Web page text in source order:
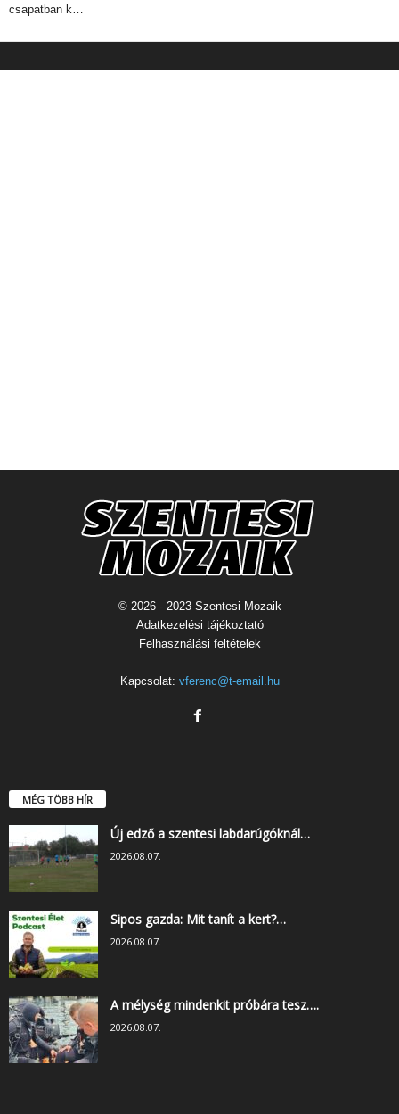
csapatban k…
© 2026 - 2023 Szentesi Mozaik
Adatkezelési tájékoztató
Felhasználási feltételek
Kapcsolat: vferenc@t-email.hu
MÉG TÖBB HÍR
Új edző a szentesi labdarúgóknál…
2026.08.07.
Sipos gazda: Mit tanít a kert?…
2026.08.07.
A mélység mindenkit próbára tesz….
2026.08.07.